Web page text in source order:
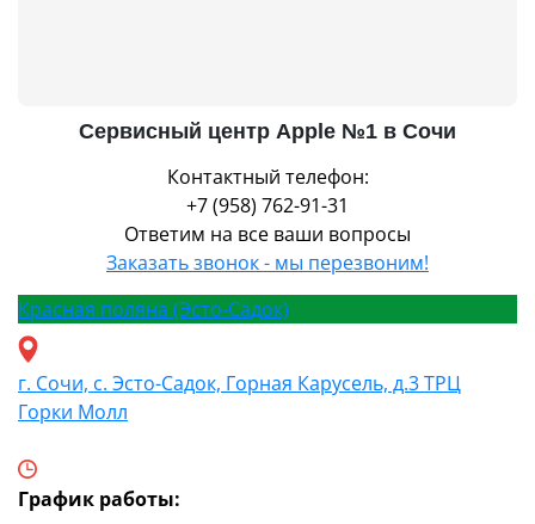
Сервисный центр Apple №1 в Сочи
Контактный телефон:
+7 (958) 762-91-31
Ответим на все ваши вопросы
Заказать звонок - мы перезвоним!
Красная поляна (Эсто-Садок)
г. Сочи, с. Эсто-Садок, Горная Карусель, д.3 ТРЦ
Горки Молл
График работы: